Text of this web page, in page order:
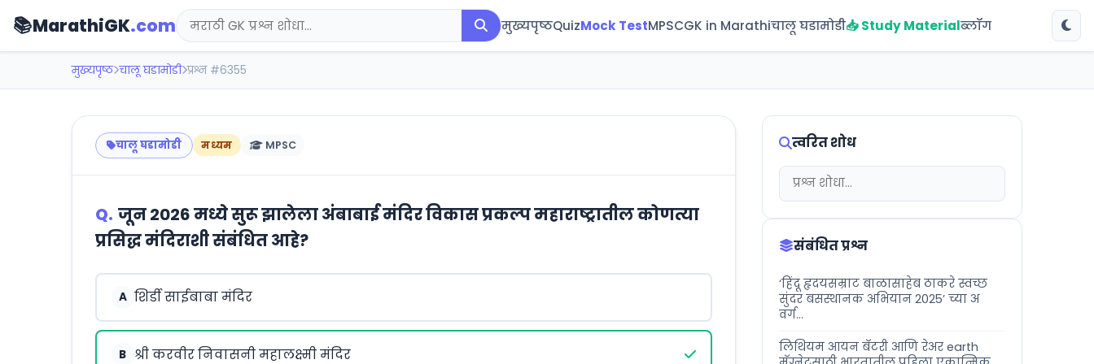
📚MarathiGK.com मुख्यपृष्ठQuizMock TestMPSCGK in Marathiचालू घडामोडी📥 Study Materialब्लॉग
मुख्यपृष्ठ चालू घडामोडी प्रश्न #6355
चालू घडामोडी मध्यम MPSC
Q. जून 2026 मध्ये सुरू झालेला अंबाबाई मंदिर विकास प्रकल्प महाराष्ट्रातील कोणत्या
प्रसिद्ध मंदिराशी संबंधित आहे?
A शिर्डी साईबाबा मंदिर
B श्री करवीर निवासनी महालक्ष्मी मंदिर
त्वरित शोध
संबंधित प्रश्न
‘हिंदू हृदयसम्राट बाळासाहेब ठाकरे स्वच्छ
सुंदर बसस्थानक अभियान 2025’ च्या अ
वर्ग...
लिथियम आयन बॅटरी आणि रेअर earth